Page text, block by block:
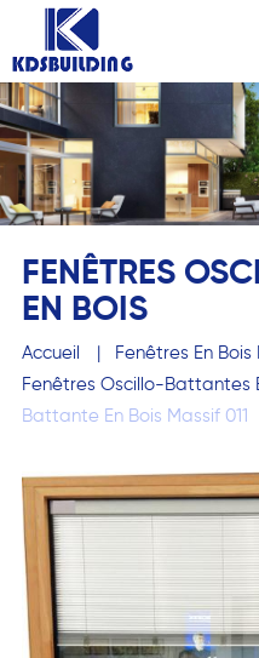
FENÊTRES
EN BOIS
Accueil | Fenêtres En Bois
Fenêtres Oscillo-Battantes
Battante En Bois Massif 011